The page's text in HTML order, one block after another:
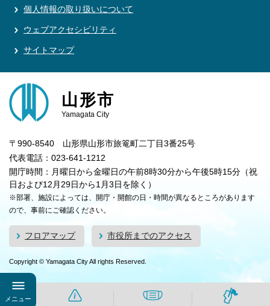
メニュー
個人情報の取り扱いについて
ウェブアクセシビリティ
サイトマップ
山形市
Yamagata City
〒990-8540 山形県山形市旅篭町二丁目3番25号
代表電話：023-641-1212
開庁時間：月曜日から金曜日の午前8時30分から午後5時15分（祝
日および12月29日から1月3日を除く）
※部署、施設によっては、開庁・開館の日・時間が異なるところがあります
ので、事前にご確認ください。
フロアマップ 市役所までのアクセス
Copyright © Yamagata City All rights Reserved.